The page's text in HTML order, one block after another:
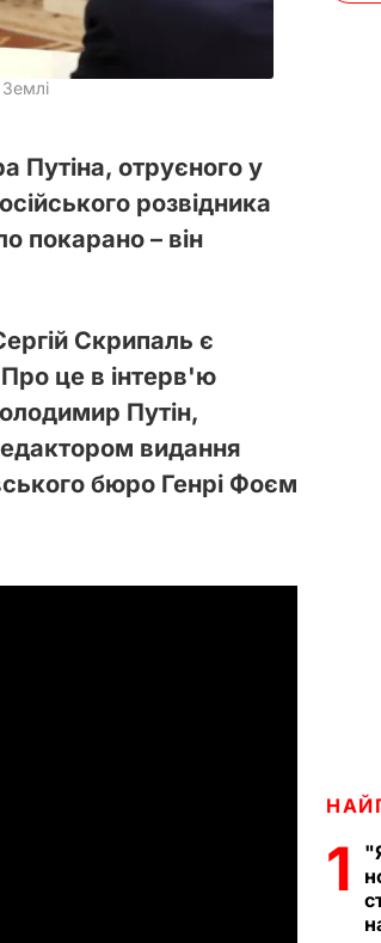
Путіна, отруєного у
розвідника
покарано – він
Скрипаль є
це в інтерв'ю
Путін,
видання
бюро Генрі Фоєм
1